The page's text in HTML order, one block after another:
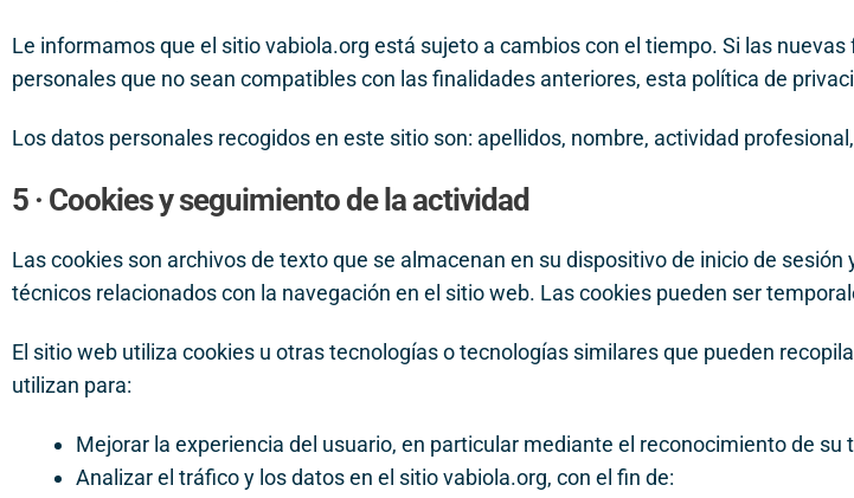
Le informamos que el sitio vabiola.org está sujeto a cambios con el tiempo. Si las
personales que no sean compatibles con las finalidades anteriores, esta política de
Los datos personales recogidos en este sitio son: apellidos, nombre, actividad
5 · Cookies y seguimiento de la actividad
Las cookies son archivos de texto que se almacenan en su dispositivo de inicio de
técnicos relacionados con la navegación en el sitio web. Las cookies pueden ser
El sitio web utiliza cookies u otras tecnologías o tecnologías similares que pueden
utilizan para:
Mejorar la experiencia del usuario, en particular mediante el reconocimiento de su
Analizar el tráfico y los datos en el sitio vabiola.org, con el fin de: